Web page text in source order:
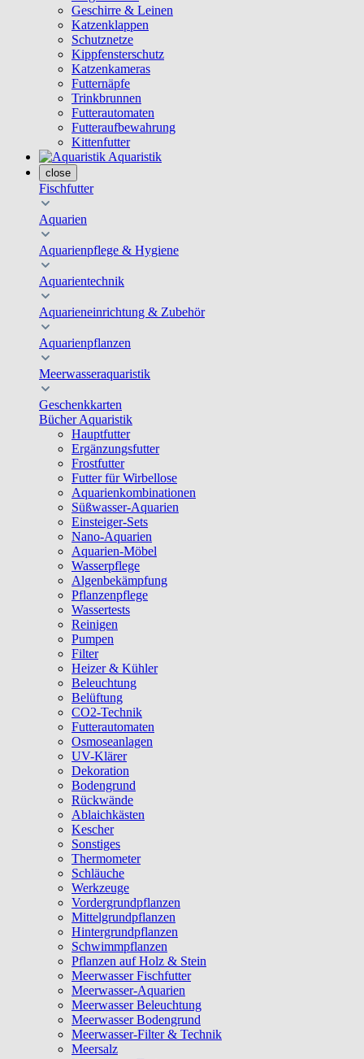
Geschirre & Leinen
Katzenklappen
Schutznetze
Kippfensterschutz
Katzenkameras
Futternäpfe
Trinkbrunnen
Futterautomaten
Futteraufbewahrung
Kittenfutter
Aquaristik
close
Fischfutter
Aquarien
Aquarienpflege & Hygiene
Aquarientechnik
Aquarieneinrichtung & Zubehör
Aquarienpflanzen
Meerwasseraquaristik
Geschenkkarten
Bücher Aquaristik
Hauptfutter
Ergänzungsfutter
Frostfutter
Futter für Wirbellose
Aquarienkombinationen
Süßwasser-Aquarien
Einsteiger-Sets
Nano-Aquarien
Aquarien-Möbel
Wasserpflege
Algenbekämpfung
Pflanzenpflege
Wassertests
Reinigen
Pumpen
Filter
Heizer & Kühler
Beleuchtung
Belüftung
CO2-Technik
Futterautomaten
Osmoseanlagen
UV-Klärer
Dekoration
Bodengrund
Rückwände
Ablaichkästen
Kescher
Sonstiges
Thermometer
Schläuche
Werkzeuge
Vordergrundpflanzen
Mittelgrundpflanzen
Hintergrundpflanzen
Schwimmpflanzen
Pflanzen auf Holz & Stein
Meerwasser Fischfutter
Meerwasser-Aquarien
Meerwasser Beleuchtung
Meerwasser Bodengrund
Meerwasser-Filter & Technik
Meersalz